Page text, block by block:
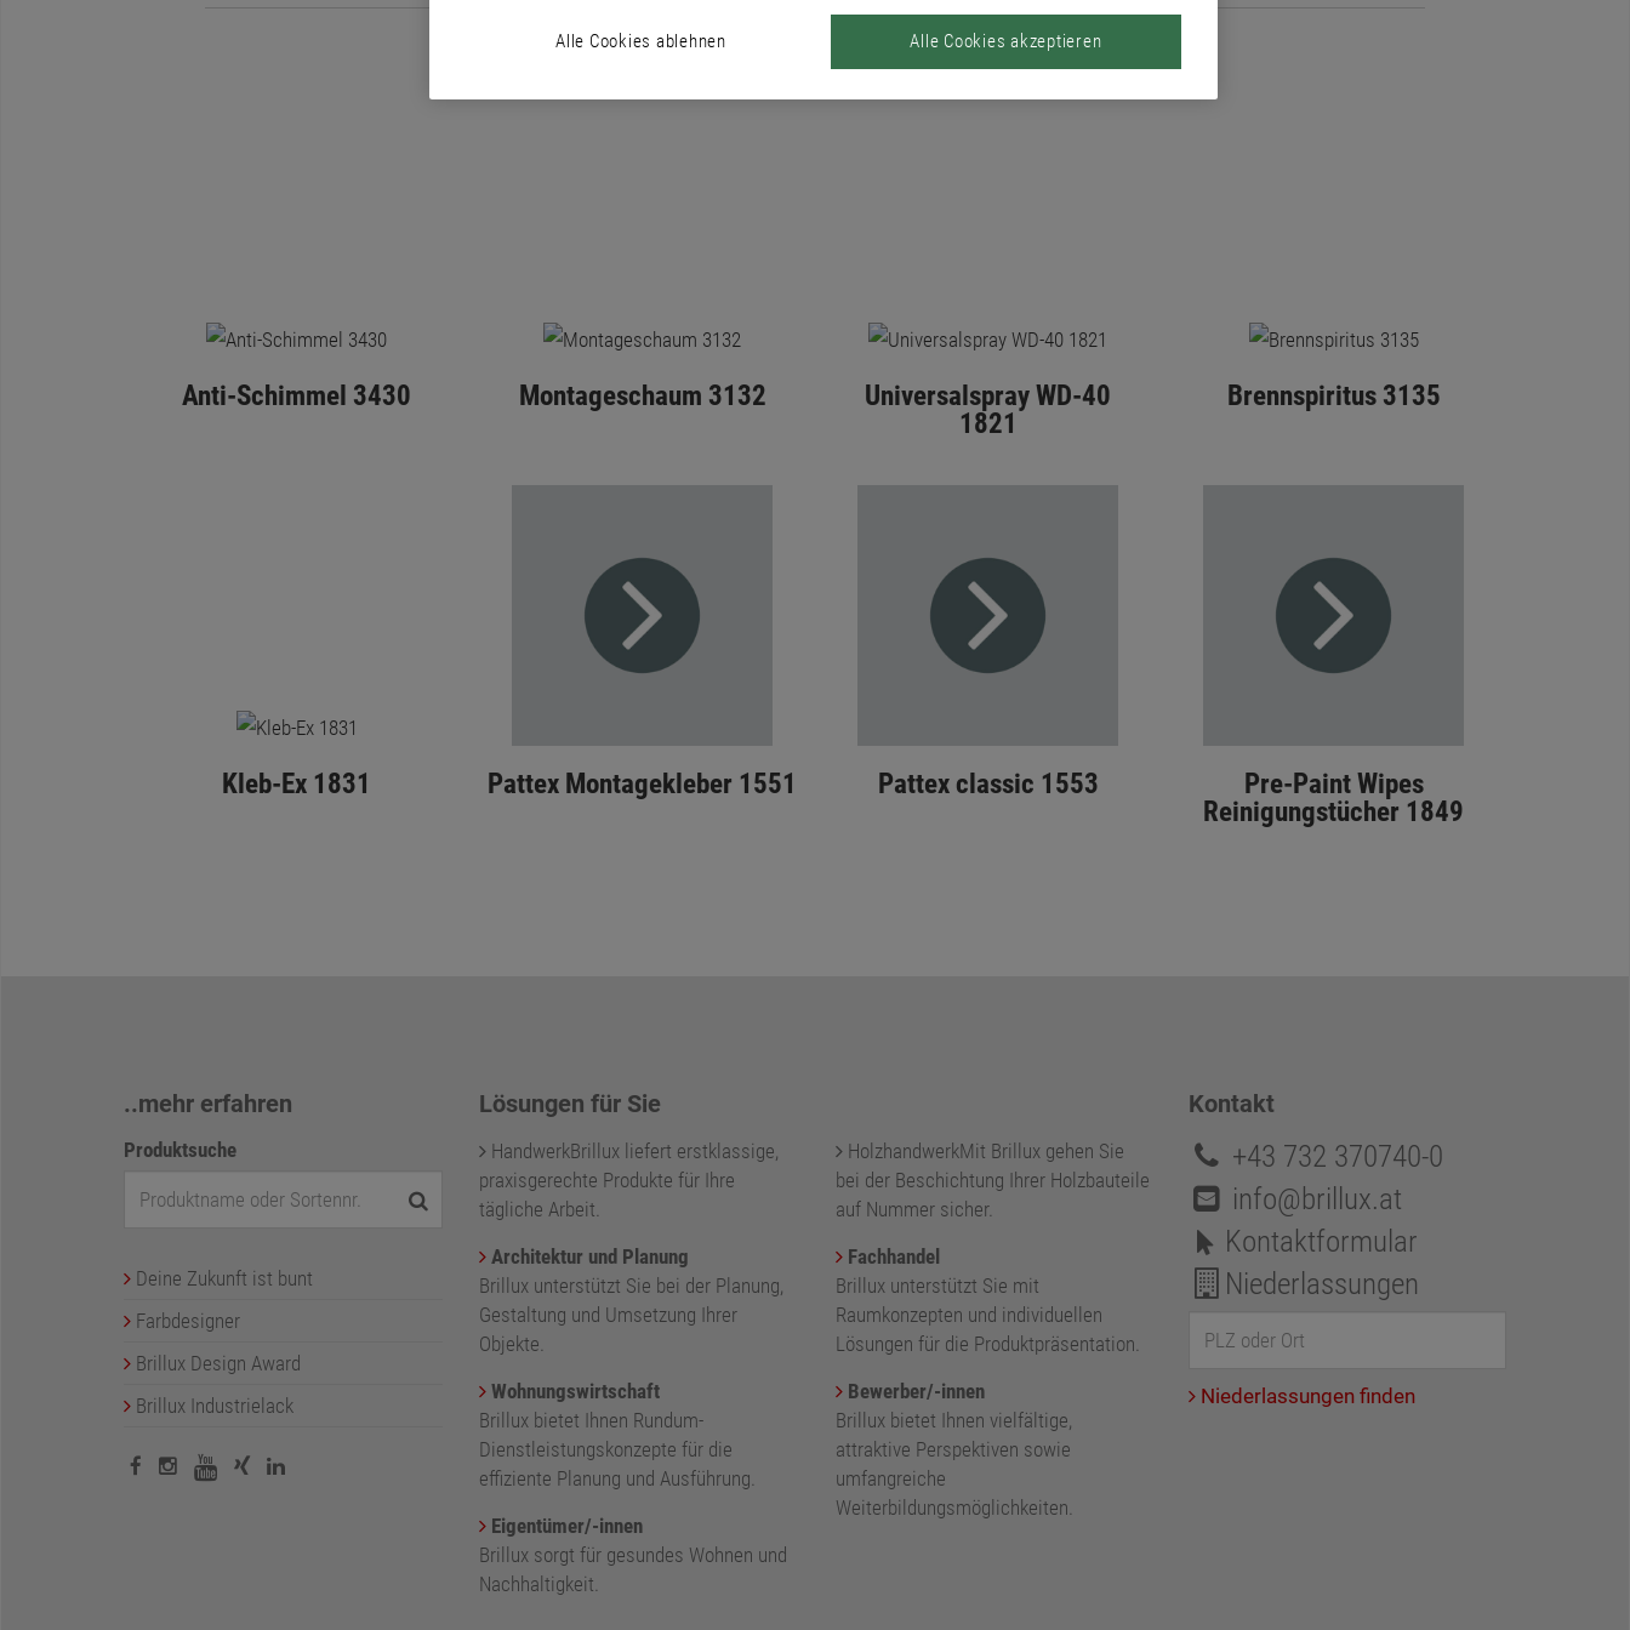
Anti-Schimmel 3430 Montageschaum 3132
Universalspray WD-40
1821
Brennspiritus 3135
Kleb-Ex 1831 Pattex Montagekleber 1551 Pattex classic 1553
Pre-Paint Wipes
Reinigungstücher 1849
..mehr erfahren
Produktsuche
Deine Zukunft ist bunt
Farbdesigner
Brillux Design Award
Brillux Industrielack
Lösungen für Sie
HandwerkBrillux liefert erstklassige,
praxisgerechte Produkte für Ihre
tägliche Arbeit.
Architektur und Planung
Brillux unterstützt Sie bei der Planung,
Gestaltung und Umsetzung Ihrer
Objekte.
Wohnungswirtschaft
Brillux bietet Ihnen Rundum-
Dienstleistungskonzepte für die
effiziente Planung und Ausführung.
Eigentümer/-innen
Brillux sorgt für gesundes Wohnen und
Nachhaltigkeit.
HolzhandwerkMit Brillux gehen Sie
bei der Beschichtung Ihrer Holzbauteile
auf Nummer sicher.
Fachhandel
Brillux unterstützt Sie mit
Raumkonzepten und individuellen
Lösungen für die Produktpräsentation.
Bewerber/-innen
Brillux bietet Ihnen vielfältige,
attraktive Perspektiven sowie
umfangreiche
Weiterbildungsmöglichkeiten.
Kontakt
+43 732 370740-0
info@brillux.at
Kontaktformular
Niederlassungen
Niederlassungen finden
Alle Cookies ablehnen Alle Cookies akzeptieren